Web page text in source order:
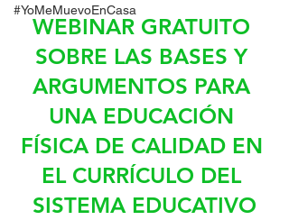
#YoMeMuevoEnCasa
WEBINAR GRATUITO
SOBRE LAS BASES Y
ARGUMENTOS PARA
UNA EDUCACIÓN
FÍSICA DE CALIDAD EN
EL CURRÍCULO DEL
SISTEMA EDUCATIVO